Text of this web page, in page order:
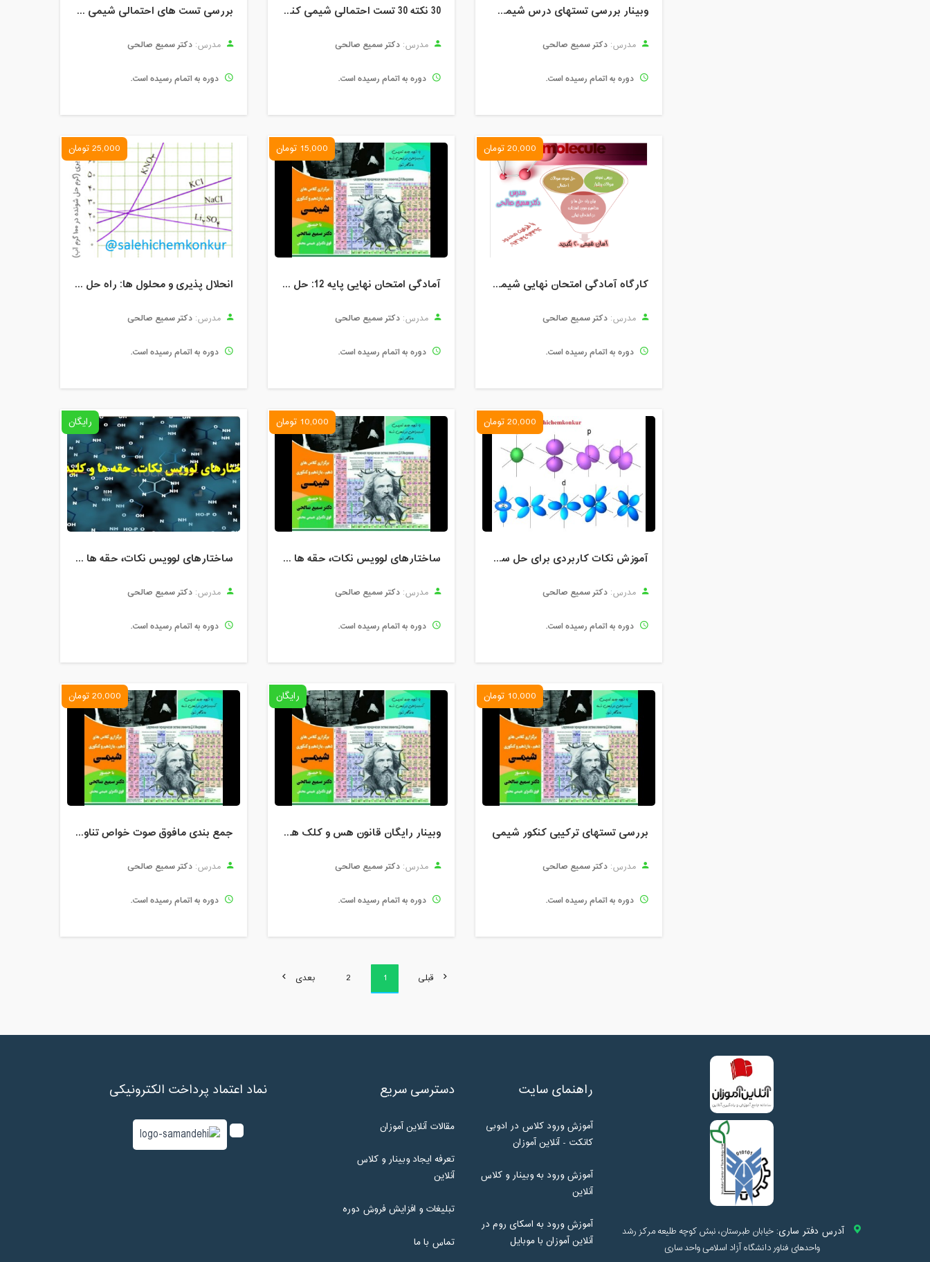
وبینار بررسی تستهای درس شیمی در کنکور 99 ریاضی ویژه دانش اموزان تجربی
مدرس: دکتر سمیع صالحی
دوره به اتمام رسیده است.
30 نکته 30 تست احتمالی شیمی کنکور 99
مدرس: دکتر سمیع صالحی
دوره به اتمام رسیده است.
بررسی تست های احتمالی شیمی کنکور 99 (1): سینتیک، الکتروشیمی و ترکیبات یونی
مدرس: دکتر سمیع صالحی
دوره به اتمام رسیده است.
20,000 تومان
کارگاه آمادگی امتحان نهایی شیمی- خرداد 99
مدرس: دکتر سمیع صالحی
دوره به اتمام رسیده است.
15,000 تومان
آمادگی امتحان نهایی پایه 12: حل تیپ سوالات متداول امتحان نهایی شیمی
مدرس: دکتر سمیع صالحی
دوره به اتمام رسیده است.
25,000 تومان
انحلال پذیری و محلول ها: راه حل ها و میانبرهای کنکوری
مدرس: دکتر سمیع صالحی
دوره به اتمام رسیده است.
20,000 تومان
آموزش نکات کاربردی برای حل سریع تست های شیمی کنکور 99: ساختار اتم، آرایش الکترونی و اعداد کوانتومی
مدرس: دکتر سمیع صالحی
دوره به اتمام رسیده است.
10,000 تومان
ساختارهای لوویس نکات، حقه ها و کلیدها
مدرس: دکتر سمیع صالحی
دوره به اتمام رسیده است.
رایگان
ساختارهای لوویس نکات، حقه ها و کلیدها
مدرس: دکتر سمیع صالحی
دوره به اتمام رسیده است.
10,000 تومان
بررسی تستهای ترکیبی کنکور شیمی
مدرس: دکتر سمیع صالحی
دوره به اتمام رسیده است.
رایگان
وبینار رایگان قانون هس و کلک های کنکوری
مدرس: دکتر سمیع صالحی
دوره به اتمام رسیده است.
20,000 تومان
جمع بندی مافوق صوت خواص تناوبی در جدول مندلیف
مدرس: دکتر سمیع صالحی
دوره به اتمام رسیده است.
قبلی 1
2 بعدی
آدرس دفتر ساری: خیابان طبرستان، نبش کوچه طلیعه مرکز رشد
واحدهای فناور دانشگاه آزاد اسلامی واحد ساری
راهنمای سایت
آموزش ورود کلاس در ادوبی
کانکت - آنلاین آموزان
آموزش ورود به وبینار و کلاس
آنلاین
آموزش ورود به اسکای روم در
آنلاین آموزان با موبایل
دسترسی سریع
مقالات آنلاین آموزان
تعرفه ایجاد وبینار و کلاس
آنلاین
تبلیغات و افزایش فروش دوره
تماس با ما
نماد اعتماد پرداخت الکترونیکی